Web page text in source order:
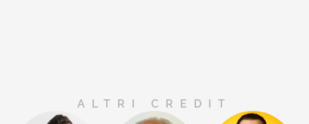
ALTRI CREDIT